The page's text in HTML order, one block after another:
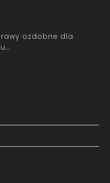
ozdobne dla